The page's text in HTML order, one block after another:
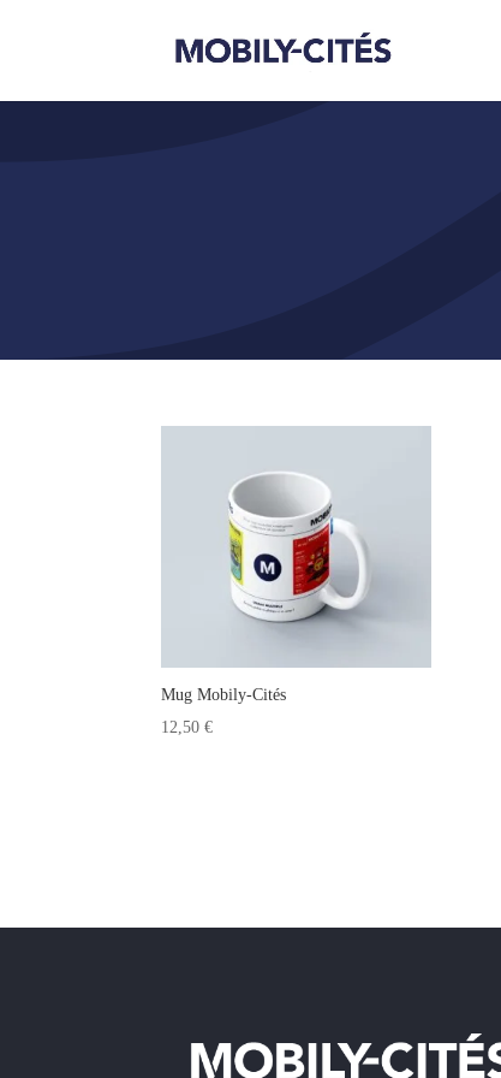
Mug Mobily-Cités
12,50€